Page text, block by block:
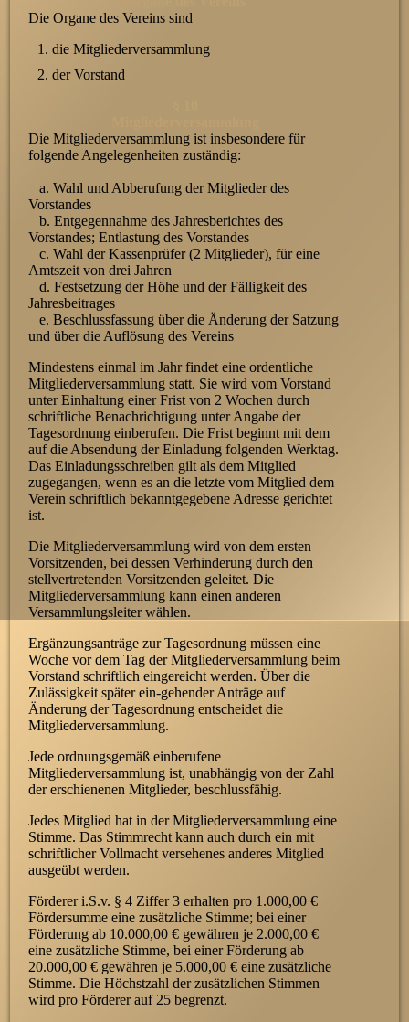
Die Organe des Vereins sind
die Mitgliederversammlung
der Vorstand
Die Mitgliederversammlung ist insbesondere für
folgende Angelegenheiten zuständig:
a. Wahl und Abberufung der Mitglieder des
Vorstandes
b. Entgegennahme des Jahresberichtes des
Vorstandes; Entlastung des Vorstandes
c. Wahl der Kassenprüfer (2 Mitglieder), für eine
Amtszeit von drei Jahren
d. Festsetzung der Höhe und der Fälligkeit des
Jahresbeitrages
e. Beschlussfassung über die Änderung der Satzung
und über die Auflösung des Vereins
Mindestens einmal im Jahr findet eine ordentliche
Mitgliederversammlung statt. Sie wird vom Vorstand
unter Einhaltung einer Frist von 2 Wochen durch
schriftliche Benachrichtigung unter Angabe der
Tagesordnung einberufen. Die Frist beginnt mit dem
auf die Absendung der Einladung folgenden Werktag.
Das Einladungsschreiben gilt als dem Mitglied
zugegangen, wenn es an die letzte vom Mitglied dem
Verein schriftlich bekanntgegebene Adresse gerichtet
ist.
Die Mitgliederversammlung wird von dem ersten
Vorsitzenden, bei dessen Verhinderung durch den
stellvertretenden Vorsitzenden geleitet. Die
Mitgliederversammlung kann einen anderen
Versammlungsleiter wählen.
Ergänzungsanträge zur Tagesordnung müssen eine
Woche vor dem Tag der Mitgliederversammlung beim
Vorstand schriftlich eingereicht werden. Über die
Zulässigkeit später ein-gehender Anträge auf
Änderung der Tagesordnung entscheidet die
Mitgliederversammlung.
Jede ordnungsgemäß einberufene
Mitgliederversammlung ist, unabhängig von der Zahl
der erschienenen Mitglieder, beschlussfähig.
Jedes Mitglied hat in der Mitgliederversammlung eine
Stimme. Das Stimmrecht kann auch durch ein mit
schriftlicher Vollmacht versehenes anderes Mitglied
ausgeübt werden.
Förderer i.S.v. § 4 Ziffer 3 erhalten pro 1.000,00 €
Fördersumme eine zusätzliche Stimme; bei einer
Förderung ab 10.000,00 € gewähren je 2.000,00 €
eine zusätzliche Stimme, bei einer Förderung ab
20.000,00 € gewähren je 5.000,00 € eine zusätzliche
Stimme. Die Höchstzahl der zusätzlichen Stimmen
wird pro Förderer auf 25 begrenzt.